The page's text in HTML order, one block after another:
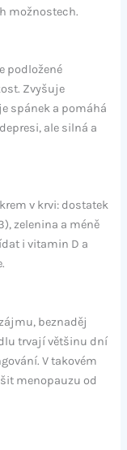
možnostech.
podložené
Zvyšuje
spánek a pomáhá
ale silná a
v krvi: dostatek
zelenina a méně
i vitamin D a
beznaděj
trvají většinu dní
V takovém
menopauzu od